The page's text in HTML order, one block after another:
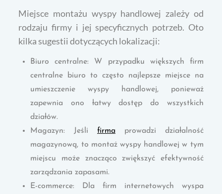
Miejsce montażu wyspy handlowej zależy od
rodzaju firmy i jej specyficznych potrzeb. Oto
kilka sugestii dotyczących lokalizacji:
Biuro centralne: W przypadku większych firm
centralne biuro to często najlepsze miejsce na
umieszczenie wyspy handlowej, ponieważ
zapewnia ono łatwy dostęp do wszystkich
działów.
Magazyn: Jeśli firma prowadzi działalność
magazynową, to montaż wyspy handlowej w tym
miejscu może znacząco zwiększyć efektywność
zarządzania zapasami.
E-commerce: Dla firm internetowych wyspa